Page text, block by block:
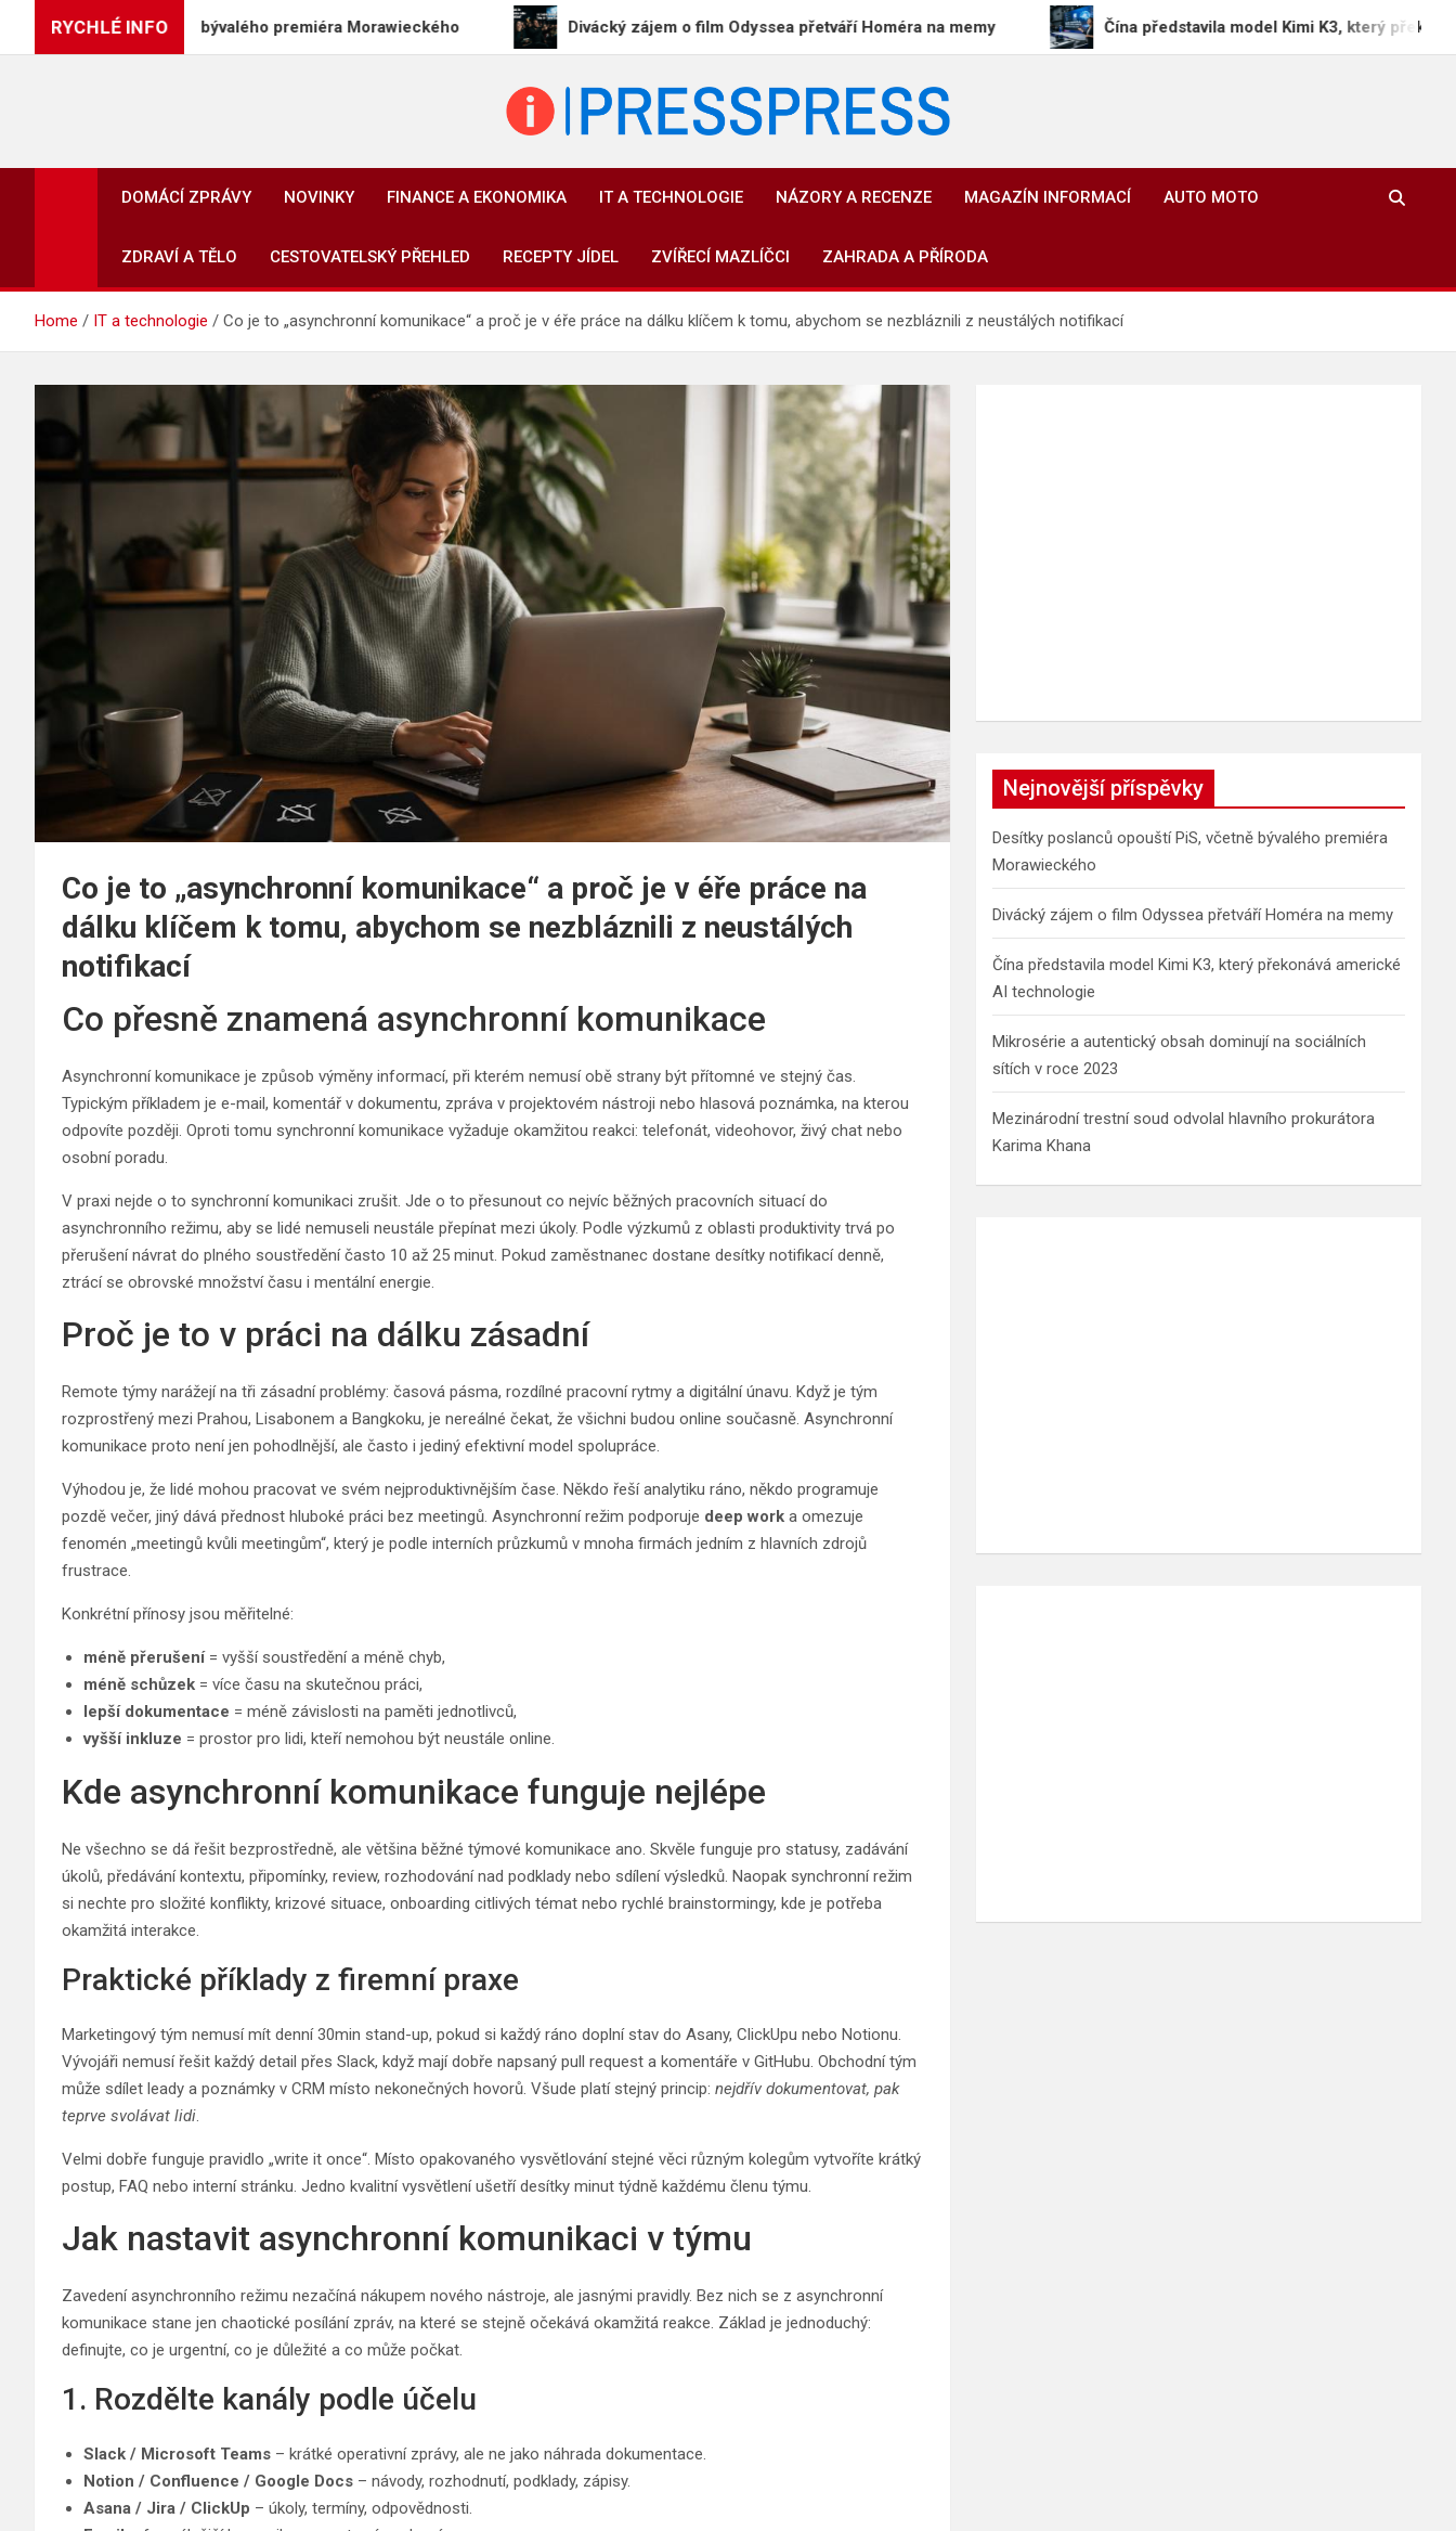
RYCHLÉ INFO
PiS, včetně bývalého premiéra Morawieckého Divácký zájem o film Odyssea přetváří Homéra na memy Čína představila model Kimi K3, který překonává
PressPress.cz
DOMÁCÍ ZPRÁVY NOVINKY FINANCE A EKONOMIKA IT A TECHNOLOGIE NÁZORY A RECENZE MAGAZÍN INFORMACÍ AUTO MOTO
ZDRAVÍ A TĚLO CESTOVATELSKÝ PŘEHLED RECEPTY JÍDEL ZVÍŘECÍ MAZLÍČCI ZAHRADA A PŘÍRODA
Home IT a technologie Co je to „asynchronní komunikace“ a proč je v éře práce na dálku klíčem k tomu, abychom se nezbláznili z neustálých notifikací
Co je to „asynchronní komunikace“ a proč je v éře práce na
dálku klíčem k tomu, abychom se nezbláznili z neustálých
notifikací
Co přesně znamená asynchronní komunikace
Asynchronní komunikace je způsob výměny informací, při kterém nemusí obě strany být přítomné ve stejný čas.
Typickým příkladem je e-mail, komentář v dokumentu, zpráva v projektovém nástroji nebo hlasová poznámka, na kterou
odpovíte později. Oproti tomu synchronní komunikace vyžaduje okamžitou reakci: telefonát, videohovor, živý chat nebo
osobní poradu.
V praxi nejde o to synchronní komunikaci zrušit. Jde o to přesunout co nejvíc běžných pracovních situací do
asynchronního režimu, aby se lidé nemuseli neustále přepínat mezi úkoly. Podle výzkumů z oblasti produktivity trvá po
přerušení návrat do plného soustředění často 10 až 25 minut. Pokud zaměstnanec dostane desítky notifikací denně,
ztrácí se obrovské množství času i mentální energie.
Proč je to v práci na dálku zásadní
Remote týmy narážejí na tři zásadní problémy: časová pásma, rozdílné pracovní rytmy a digitální únavu. Když je tým
rozprostřený mezi Prahou, Lisabonem a Bangkoku, je nereálné čekat, že všichni budou online současně. Asynchronní
komunikace proto není jen pohodlnější, ale často i jediný efektivní model spolupráce.
Výhodou je, že lidé mohou pracovat ve svém nejproduktivnějším čase. Někdo řeší analytiku ráno, někdo programuje
pozdě večer, jiný dává přednost hluboké práci bez meetingů. Asynchronní režim podporuje deep work a omezuje
fenomén „meetingů kvůli meetingům“, který je podle interních průzkumů v mnoha firmách jedním z hlavních zdrojů
frustrace.
Konkrétní přínosy jsou měřitelné:
méně přerušení= vyšší soustředění a méně chyb,
méně schůzek = více času na skutečnou práci,
lepší dokumentace = méně závislosti na paměti jednotlivců,
vyšší inkluze = prostor pro lidi, kteří nemohou být neustále online.
Kde asynchronní komunikace funguje nejlépe
Ne všechno se dá řešit bezprostředně, ale většina běžné týmové komunikace ano. Skvěle funguje pro statusy, zadávání
úkolů, předávání kontextu, připomínky, review, rozhodování nad podklady nebo sdílení výsledků. Naopak synchronní režim
si nechte pro složité konflikty, krizové situace, onboarding citlivých témat nebo rychlé brainstormingy, kde je potřeba
okamžitá interakce.
Praktické příklady z firemní praxe
Marketingový tým nemusí mít denní 30min stand-up, pokud si každý ráno doplní stav do Asany, ClickUpu nebo Notionu.
Vývojáři nemusí řešit každý detail přes Slack, když mají dobře napsaný pull request a komentáře v GitHubu. Obchodní tým
může sdílet leady a poznámky v CRM místo nekonečných hovorů. Všude platí stejný princip: nejdřív dokumentovat, pak
teprve svolávat lidi.
Velmi dobře funguje pravidlo „write it once“. Místo opakovaného vysvětlování stejné věci různým kolegům vytvoříte krátký
postup, FAQ nebo interní stránku. Jedno kvalitní vysvětlení ušetří desítky minut týdně každému členu týmu.
Jak nastavit asynchronní komunikaci v týmu
Zavedení asynchronního režimu nezačíná nákupem nového nástroje, ale jasnými pravidly. Bez nich se z asynchronní
komunikace stane jen chaotické posílání zpráv, na které se stejně očekává okamžitá reakce. Základ je jednoduchý:
definujte, co je urgentní, co je důležité a co může počkat.
1. Rozdělte kanály podle účelu
Slack / Microsoft Teams – krátké operativní zprávy, ale ne jako náhrada dokumentace.
Notion / Confluence / Google Docs – návody, rozhodnutí, podklady, zápisy.
Asana / Jira / ClickUp – úkoly, termíny, odpovědnosti.
Nejnovější příspěvky
Desítky poslanců opouští PiS, včetně bývalého premiéra
Morawieckého
Divácký zájem o film Odyssea přetváří Homéra na memy
Čína představila model Kimi K3, který překonává americké
AI technologie
Mikrosérie a autentický obsah dominují na sociálních
sítích v roce 2023
Mezinárodní trestní soud odvolal hlavního prokurátora
Karima Khana